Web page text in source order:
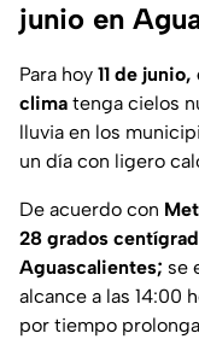
junio en
Para hoy 11 de
clima tenga cielos
lluvia en los
un día con ligero
De acuerdo con
28 grados
Aguascalientes; se
alcance a las 14:00
por tiempo